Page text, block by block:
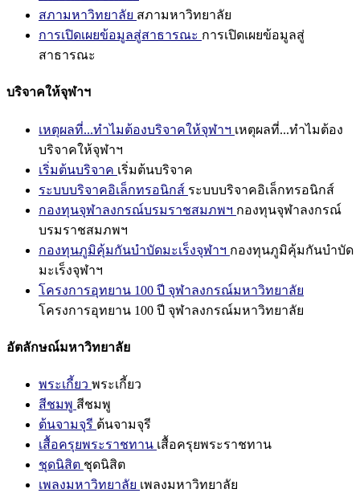
สภามหาวิทยาลัย สภามหาวิทยาลัย
การเปิดเผยข้อมูลสู่สาธารณะ การเปิดเผยข้อมูลสู่
สาธารณะ
บริจาคให้จุฬาฯ
เหตุผลที่...ทำไมต้องบริจาคให้จุฬาฯ เหตุผลที่...ทำไมต้อง
บริจาคให้จุฬาฯ
เริ่มต้นบริจาค เริ่มต้นบริจาค
ระบบบริจาคอิเล็กทรอนิกส์ ระบบบริจาคอิเล็กทรอนิกส์
กองทุนจุฬาลงกรณ์บรมราชสมภพฯ กองทุนจุฬาลงกรณ์
บรมราชสมภพฯ
กองทุนภูมิคุ้มกันบำบัดมะเร็งจุฬาฯ กองทุนภูมิคุ้มกันบำบัด
มะเร็งจุฬาฯ
โครงการอุทยาน 100 ปี จุฬาลงกรณ์มหาวิทยาลัย
โครงการอุทยาน 100 ปี จุฬาลงกรณ์มหาวิทยาลัย
อัตลักษณ์มหาวิทยาลัย
พระเกี้ยว พระเกี้ยว
สีชมพู สีชมพู
ต้นจามจุรี ต้นจามจุรี
เสื้อครุยพระราชทาน เสื้อครุยพระราชทาน
ชุดนิสิต ชุดนิสิต
เพลงมหาวิทยาลัย เพลงมหาวิทยาลัย